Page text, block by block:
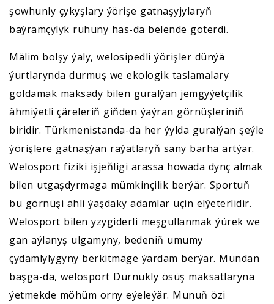
şowhunly çykyşlary ýörişe gatnaşyjylaryň
baýramçylyk ruhuny has-da belende göterdi.
Mälim bolşy ýaly, welosipedli ýörişler dünýä
ýurtlarynda durmuş we ekologik taslamalary
goldamak maksady bilen guralýan jemgyýetçilik
ähmiýetli çäreleriň giňden ýaýran görnüşleriniň
biridir. Türkmenistanda-da her ýylda guralýan şeýle
ýörişlere gatnaşýan raýatlaryň sany barha artýar.
Welosport fiziki işjeňligi arassa howada dynç almak
bilen utgaşdyrmaga mümkinçilik berýär. Sportuň
bu görnüşi ähli ýaşdaky adamlar üçin elýeterlidir.
Welosport bilen yzygiderli meşgullanmak ýürek we
gan aýlanyş ulgamyny, bedeniň umumy
çydamlylygyny berkitmäge ýardam berýär. Mundan
başga-da, welosport Durnukly ösüş maksatlaryna
ýetmekde möhüm orny eýeleýär. Munuň özi